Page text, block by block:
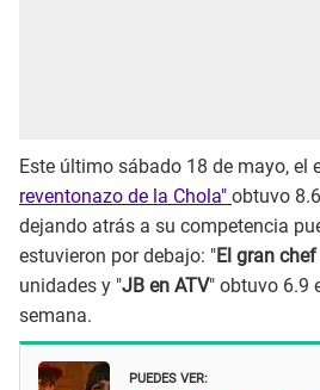
Este último sábado 18 de mayo, el
reventonazo de la Chola" obtuvo
dejando atrás a su competencia
estuvieron por debajo: "El gran
unidades y "JB en ATV" obtuvo 6.9
semana.
PUEDES VER: